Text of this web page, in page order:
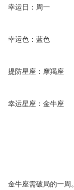
幸运日：周一
幸运色：蓝色
提防星座：摩羯座
幸运星座：金牛座
金牛座需破局的一周